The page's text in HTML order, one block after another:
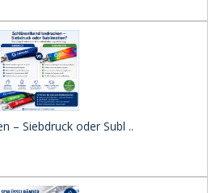
– Siebdruck oder Subl ..